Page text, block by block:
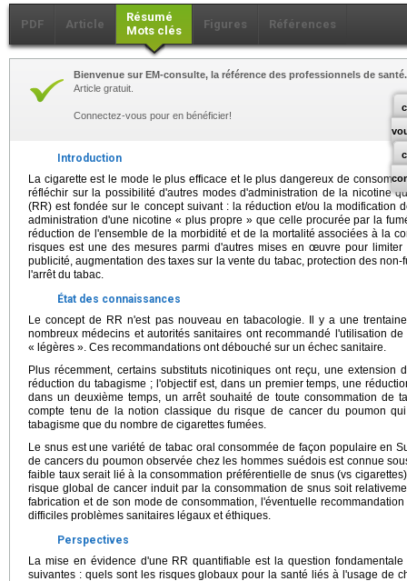
PDF Article
Résumé
Mots clés
Figures Références
Bienvenue sur EM-consulte, la référence des professionnels de santé.
Article gratuit.
Connectez-vous pour en bénéficier!
Introduction
La cigarette est le mode le plus efficace et le plus dangereux de
réfléchir sur la possibilité d'autres modes d'administration de la nicotine
(RR) est fondée sur le concept suivant : la réduction et/ou la modification
administration d'une nicotine « plus propre » que celle procurée par la
réduction de l'ensemble de la morbidité et de la mortalité associées à la
risques est une des mesures parmi d'autres mises en œuvre pour
publicité, augmentation des taxes sur la vente du tabac, protection des
l'arrêt du tabac.
État des connaissances
Le concept de RR n'est pas nouveau en tabacologie. Il y a une
nombreux médecins et autorités sanitaires ont recommandé l'utilisation
« légères ». Ces recommandations ont débouché sur un échec sanitaire.
Plus récemment, certains substituts nicotiniques ont reçu, une extension
réduction du tabagisme ; l'objectif est, dans un premier temps, une
dans un deuxième temps, un arrêt souhaité de toute consommation de
compte tenu de la notion classique du risque de cancer du poumon
tabagisme que du nombre de cigarettes fumées.
Le snus est une variété de tabac oral consommée de façon populaire en
de cancers du poumon observée chez les hommes suédois est connue
faible taux serait lié à la consommation préférentielle de snus (vs
risque global de cancer induit par la consommation de snus soit
fabrication et de son mode de consommation, l'éventuelle
difficiles problèmes sanitaires légaux et éthiques.
Perspectives
La mise en évidence d'une RR quantifiable est la question
suivantes : quels sont les risques globaux pour la santé liés à l'usage de